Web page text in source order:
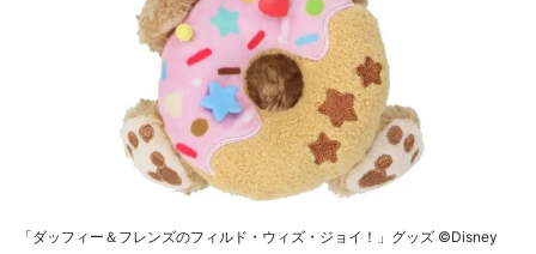
「ダッフィー＆フレンズのフィルド・ウィズ・ジョイ！」グッズ ©Disney